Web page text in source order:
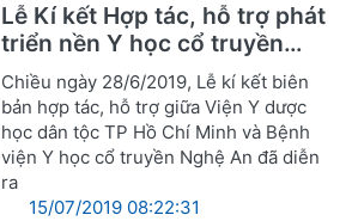
Lễ Kí kết Hợp tác, hỗ trợ phát
triển nền Y học cổ truyền
Nghệ An
Chiều ngày 28/6/2019, Lễ kí kết biên
bản hợp tác, hỗ trợ giữa Viện Y dược
học dân tộc TP Hồ Chí Minh và Bệnh
viện Y học cổ truyền Nghệ An đã diễn
ra
15/07/2019 08:22:31